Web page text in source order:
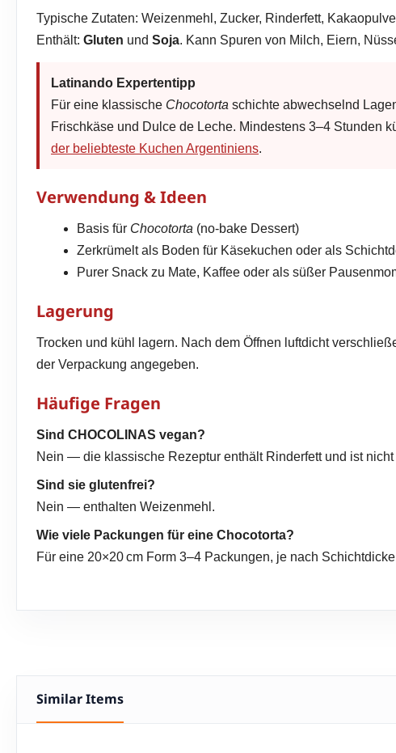
Typische Zutaten: Weizenmehl, Zucker, Rinderfett,
Enthält: Gluten und Soja. Kann Spuren von Milch, Eiern,
Latinando Expertentipp
Für eine klassische Chocotorta schichte abwechselnd
Frischkäse und Dulce de Leche. Mindestens 3–4 Stunden
der beliebteste Kuchen Argentiniens.
Verwendung & Ideen
Basis für Chocotorta (no-bake Dessert)
Zerkrümelt als Boden für Käsekuchen oder als
Purer Snack zu Mate, Kaffee oder als süßer
Lagerung
Trocken und kühl lagern. Nach dem Öffnen luftdicht
der Verpackung angegeben.
Häufige Fragen
Sind CHOCOLINAS vegan?
Nein — die klassische Rezeptur enthält Rinderfett und ist nicht
Sind sie glutenfrei?
Nein — enthalten Weizenmehl.
Wie viele Packungen für eine Chocotorta?
Für eine 20×20 cm Form 3–4 Packungen, je nach
Similar Items